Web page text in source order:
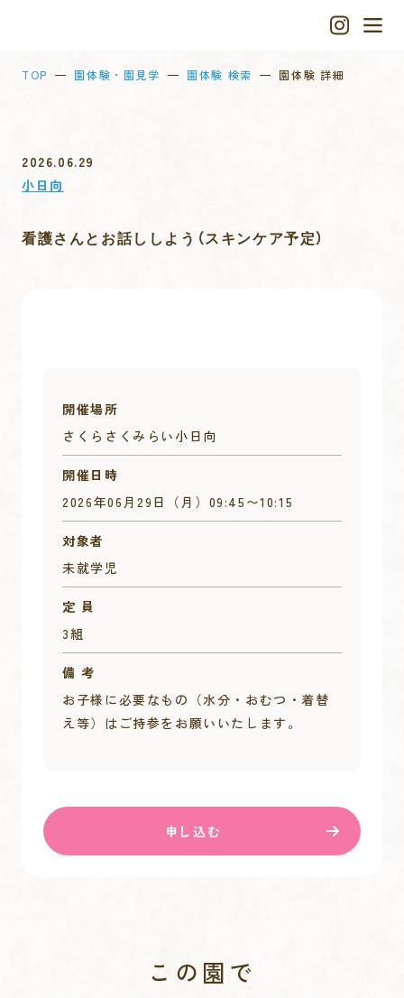
TOP 園体験・園見学 園体験 検索 園体験 詳細
2026.06.29
小日向
看護さんとお話ししよう（スキンケア予定）
開催場所
さくらさくみらい小日向
開催日時
2026年06月29日（月） 09:45 〜10:15
対象者
未就学児
定 員
3組
備 考
お子様に必要なもの（水分・おむつ・着替
え等）はご持参をお願いいたします。
申し込む
この園で